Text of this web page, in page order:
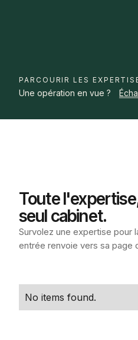
PARCOURIR LES
Une opération en vue ?
Toute
seul cabinet.
Survolez une expertise pour
entrée renvoie vers sa page
No items found.